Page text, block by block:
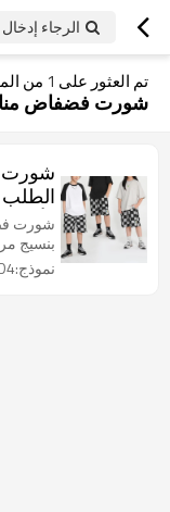
الرجاء
تم العثور على 1 من
شورت فضفاض
شورت
|شورت
بنسيج
نموذج:CUS2211-ODD4